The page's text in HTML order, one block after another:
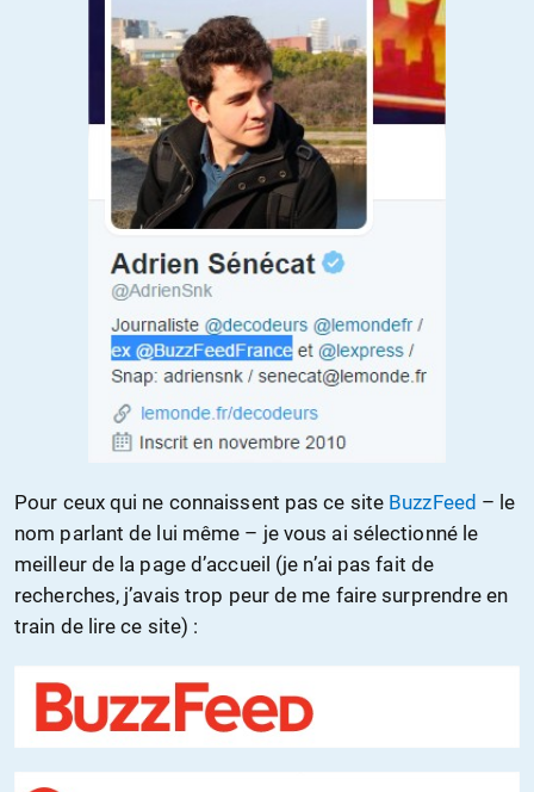
Pour ceux qui ne connaissent pas ce site BuzzFeed – le
nom parlant de lui même – je vous ai sélectionné le
meilleur de la page d’accueil (je n’ai pas fait de
recherches, j’avais trop peur de me faire surprendre en
train de lire ce site) :